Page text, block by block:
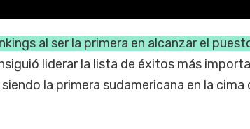
al ser la primera en alcanzar el
liderar la lista de éxitos más
la primera sudamericana en la cima